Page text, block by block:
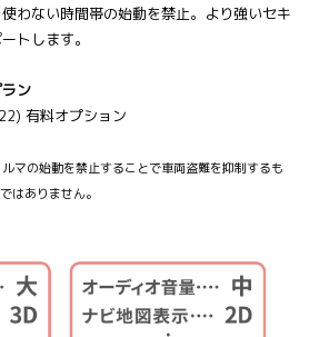
わない時間帯の始動を禁止。より強いセキ
トします。
ン
有料オプション
マの始動を禁止することで車両盗難を抑制するも
はありません。